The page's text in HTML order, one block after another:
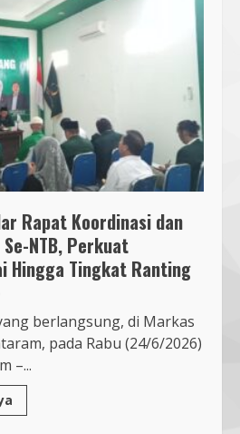
Rapat Koordinasi dan
Se-NTB, Perkuat
Hingga Tingkat Ranting
berlangsung, di Markas
pada Rabu (24/6/2026)
–...
Harga Resmi iPhone 15 di
October 2023
40 UMMAT Bersama BPBD
Barat Bangun Generasi
melalui Edukasi dan
Mitigasi Bencana
August 2026
Pemilihan Ketua KONI NTB,
Wira Sakti Dorong Adu
dan Fokus Prestasi PON
August 2026
Nomor Seluler